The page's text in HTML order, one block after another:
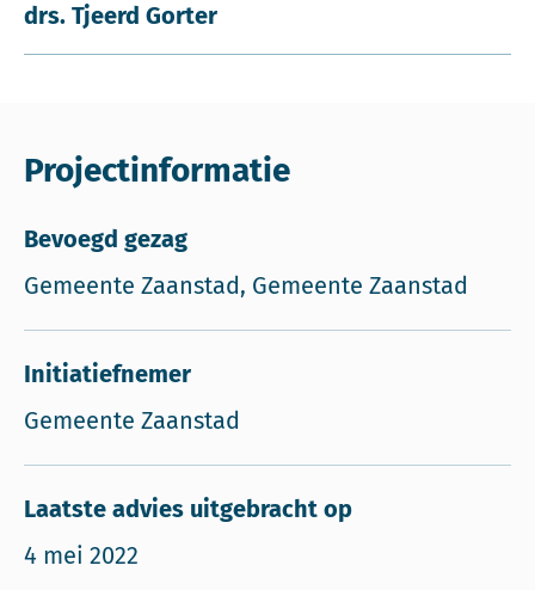
drs. Tjeerd Gorter
Projectinformatie
Bevoegd gezag
Gemeente Zaanstad, Gemeente Zaanstad
Initiatiefnemer
Gemeente Zaanstad
Laatste advies uitgebracht op
4 mei 2022